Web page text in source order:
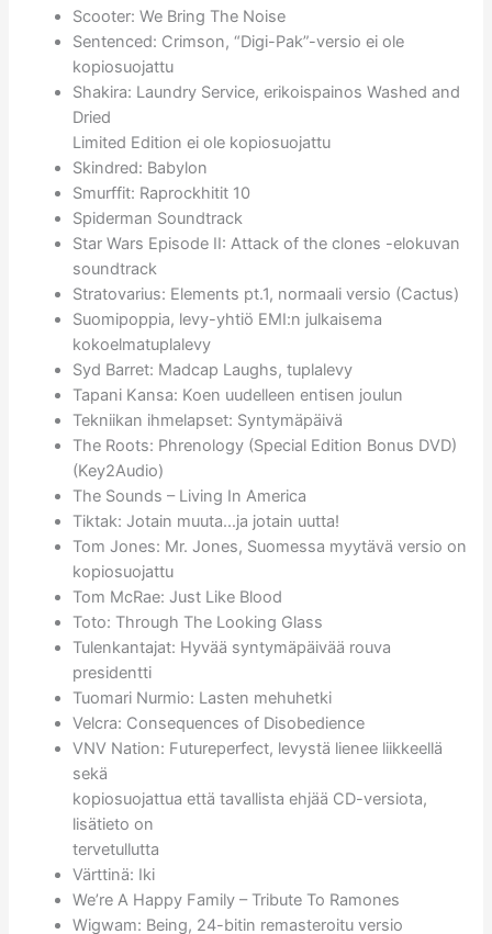
Scooter: We Bring The Noise
Sentenced: Crimson, “Digi-Pak”-versio ei ole
kopiosuojattu
Shakira: Laundry Service, erikoispainos Washed and
Dried
Limited Edition ei ole kopiosuojattu
Skindred: Babylon
Smurffit: Raprockhitit 10
Spiderman Soundtrack
Star Wars Episode II: Attack of the clones -elokuvan
soundtrack
Stratovarius: Elements pt.1, normaali versio (Cactus)
Suomipoppia, levy-yhtiö EMI:n julkaisema
kokoelmatuplalevy
Syd Barret: Madcap Laughs, tuplalevy
Tapani Kansa: Koen uudelleen entisen joulun
Tekniikan ihmelapset: Syntymäpäivä
The Roots: Phrenology (Special Edition Bonus DVD)
(Key2Audio)
The Sounds – Living In America
Tiktak: Jotain muuta…ja jotain uutta!
Tom Jones: Mr. Jones, Suomessa myytävä versio on
kopiosuojattu
Tom McRae: Just Like Blood
Toto: Through The Looking Glass
Tulenkantajat: Hyvää syntymäpäivää rouva
presidentti
Tuomari Nurmio: Lasten mehuhetki
Velcra: Consequences of Disobedience
VNV Nation: Futureperfect, levystä lienee liikkeellä
sekä
kopiosuojattua että tavallista ehjää CD-versiota,
lisätieto on
tervetullutta
Värttinä: Iki
We’re A Happy Family – Tribute To Ramones
Wigwam: Being, 24-bitin remasteroitu versio